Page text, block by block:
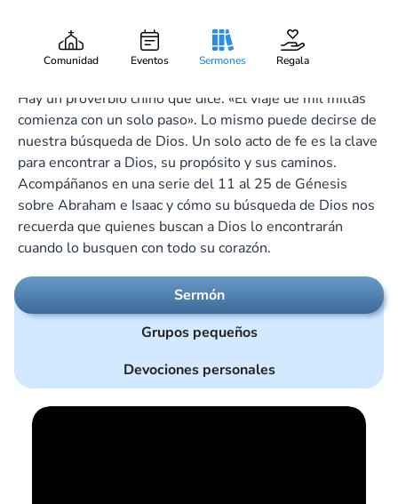
Comunidad Eventos Sermones Regala
Gary Lee Webber
Padre Abraham
June 16, 2024
Hay un proverbio chino que dice: «El viaje de mil millas
comienza con un solo paso». Lo mismo puede decirse de
nuestra búsqueda de Dios. Un solo acto de fe es la clave
para encontrar a Dios, su propósito y sus caminos.
Acompáñanos en una serie del 11 al 25 de Génesis
sobre Abraham e Isaac y cómo su búsqueda de Dios nos
recuerda que quienes buscan a Dios lo encontrarán
cuando lo busquen con todo su corazón.
Sermón
Grupos pequeños
Devociones personales